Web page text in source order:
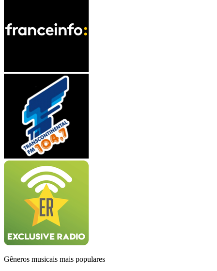
Gêneros musicais mais populares